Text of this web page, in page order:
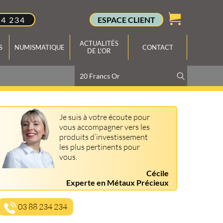
234 ESPACE CLIENT
NUMISMATIQUE
ACTUALITÉS
DE L'OR
CONTACT
Je suis à votre écoute pour
vous accompagner vers les
produits d’investissement
les plus pertinents pour
vous.
Cécile
Experte en Métaux Précieux
03 88 234 234